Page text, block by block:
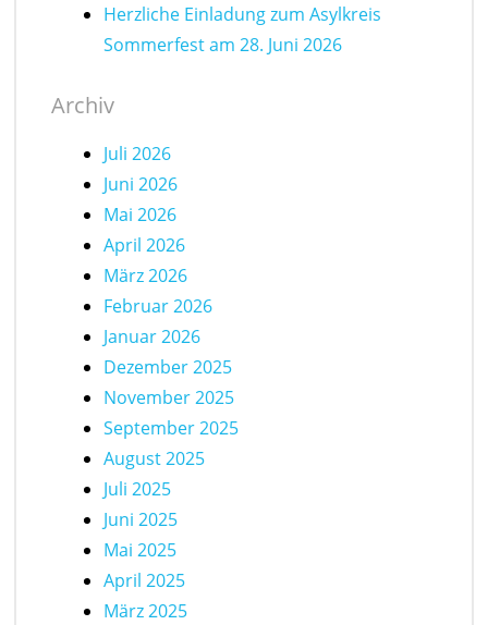
Herzliche Einladung zum Asylkreis
Sommerfest am 28. Juni 2026
Archiv
Juli 2026
Juni 2026
Mai 2026
April 2026
März 2026
Februar 2026
Januar 2026
Dezember 2025
November 2025
September 2025
August 2025
Juli 2025
Juni 2025
Mai 2025
April 2025
März 2025